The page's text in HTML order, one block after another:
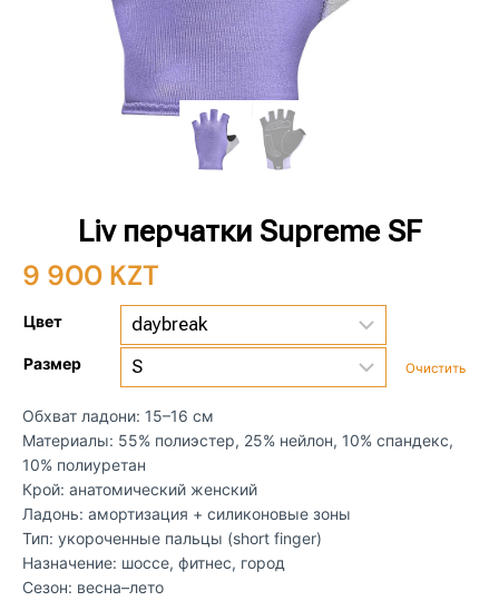
Liv перчатки Supreme SF
9 900 KZT
Цвет
Размер Очистить
Обхват ладони: 15–16 см
Материалы: 55% полиэстер, 25% нейлон, 10% спандекс,
10% полиуретан
Крой: анатомический женский
Ладонь: амортизация + силиконовые зоны
Тип: укороченные пальцы (short finger)
Назначение: шоссе, фитнес, город
Сезон: весна–лето